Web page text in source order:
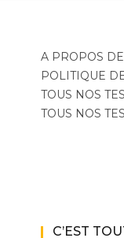
A PROPOS
POLITIQUE
TOUS NOS
TOUS NOS
C’EST